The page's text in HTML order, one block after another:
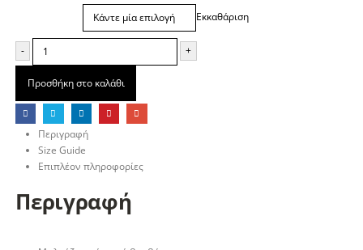
Εκκαθάριση
- +
Προσθήκη στο καλάθι
Περιγραφή
Size Guide
Επιπλέον πληροφορίες
Περιγραφή